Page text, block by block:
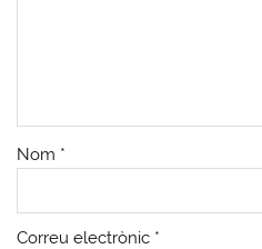
Nom *
Correu electrònic *